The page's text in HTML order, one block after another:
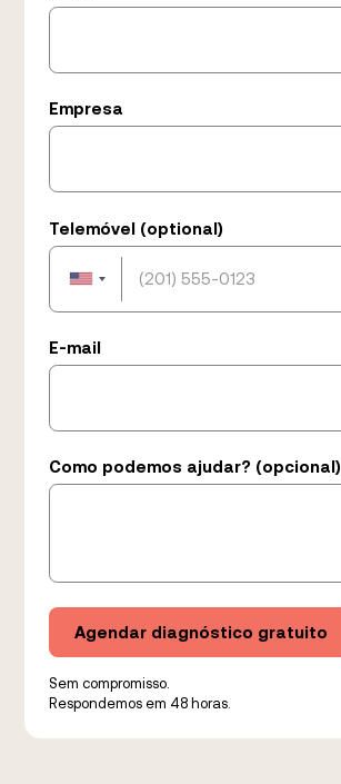
Empresa
Telemóvel (optional)
E-mail
Como podemos ajudar? (opcional)
Sem compromisso.
Respondemos em 48 horas.